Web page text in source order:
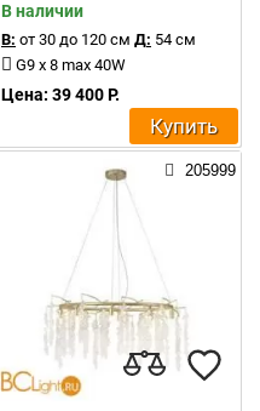
В наличии
В: от 30 до 120 см Д: 54 см
G9 x 8 max 40W
Цена: 39 400 Р.
Купить
205999